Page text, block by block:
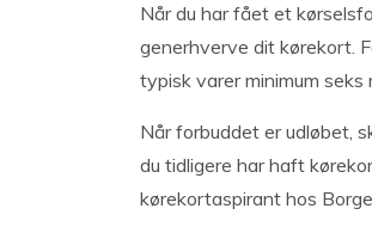
Når du har fået et
generhverve dit kørekort.
typisk varer minimum seks
Når forbuddet er udløbet,
du tidligere har haft
kørekortaspirant hos